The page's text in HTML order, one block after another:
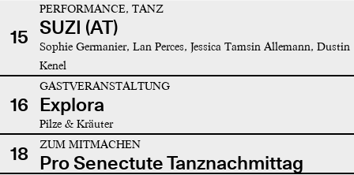
15
PERFORMANCE, TANZ
SUZI (AT)
Sophie Germanier, Lan Perces, Jessica Tamsin Allemann, Dustin
Kenel
16
GASTVERANSTALTUNG
Explora
Pilze & Kräuter
18 ZUM MITMACHEN
Pro Senectute Tanznachmittag